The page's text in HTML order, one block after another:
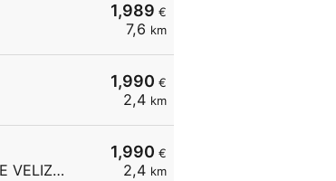
1,989 €
7,6 km
1,990 €
2,4 km
1,990 €
2,4 km
AUTOROUTE A86 - AIRE DE VELIZY OUEST